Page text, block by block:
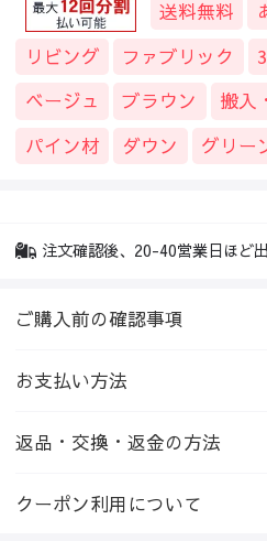
送料無料
リビング
ファブリック
ベージュ
ブラウン
搬入
パイン材
ダウン グリー
注文確認後、20-40営業日ほど
ご購入前の確認事項
お支払い方法
返品・交換・返金の方法
クーポン利用について